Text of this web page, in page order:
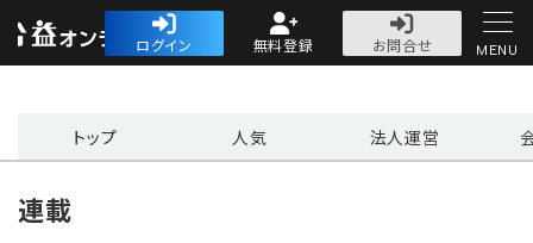
公益・一般法人オ
ログイン 無料登録
お問合せ
MENU
トップ 人気 法人運営
連載